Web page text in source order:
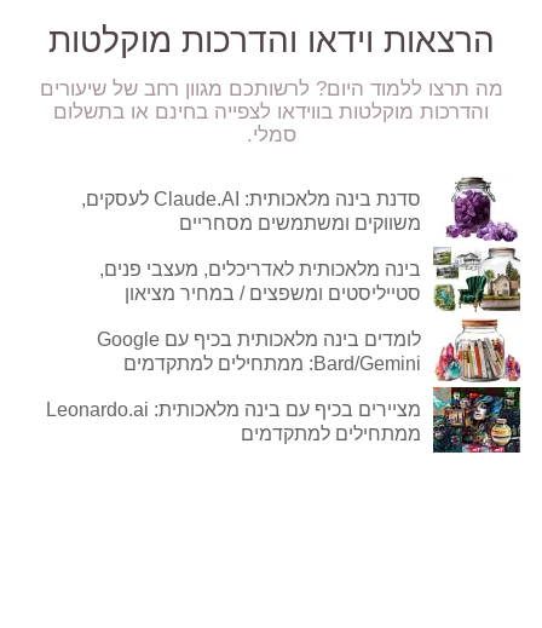
הרצאות וידאו והדרכות מוקלטות
מה תרצו ללמוד היום? לרשותכם מגוון רחב של שיעורים
והדרכות מוקלטות בווידאו לצפייה בחינם או בתשלום
סמלי.
סדנת בינה מלאכותית: Claude.AI לעסקים,
משווקים ומשתמשים מסחריים
בינה מלאכותית לאדריכלים, מעצבי פנים,
סטייליסטים ומשפצים / במחיר מציאון
לומדים בינה מלאכותית בכיף עם Google
Bard/Gemini: ממתחילים למתקדמים
מציירים בכיף עם בינה מלאכותית: Leonardo.ai
ממתחילים למתקדמים